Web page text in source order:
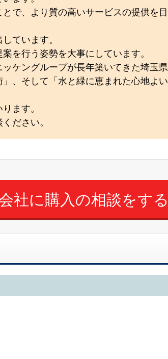
で、より質の高いサービスの提供を目
ています。
を行う姿勢を大事にしています。
ケングループが長年築いてきた埼玉県
、そして「水と緑に恵まれた心地よい
ます。
ださい。
社に購入の相談をする